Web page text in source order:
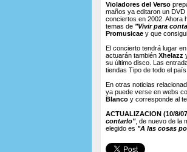
Violadores del Verso
maños ya editaron un
conciertos en 2002. Ahora
temas de "Vivir para
Promusicaey que
El concierto tendrá lugar
actuarán también Xhelazz
su último disco. Las
tiendas Tipo de todo el
En otras noticias
ya puede verse en webs
Blancoy corresponde al
ACTUALIZACION (10/8/
contarlo", de nuevo de la
elegido es "A las cosas